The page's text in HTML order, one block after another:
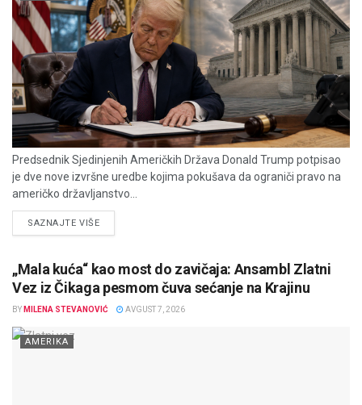
Predsednik Sjedinjenih Američkih Država Donald Trump potpisao
je dve nove izvršne uredbe kojima pokušava da ograniči pravo na
američko državljanstvo...
SAZNAJTE VIŠEDETAILS
„Mala kuća“ kao most do zavičaja: Ansambl Zlatni
Vez iz Čikaga pesmom čuva sećanje na Krajinu
BY MILENA STEVANOVIĆ AVGUST 7, 2026
AMERIKA